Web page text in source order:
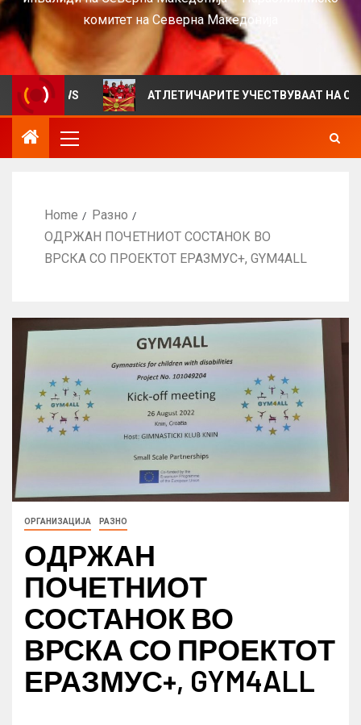
комитет на Северна Македонија
АТЛЕТИЧАРИТЕ УЧЕСТВУВААТ НА СРБИЈА
Home
Разно
ОДРЖАН ПОЧЕТНИОТ СОСТАНОК ВО
ВРСКА СО ПРОЕКТОТ ЕРАЗМУС+, GYM4ALL
ОРГАНИЗАЦИЈА РАЗНО
ОДРЖАН
ПОЧЕТНИОТ
СОСТАНОК ВО
ВРСКА СО ПРОЕКТОТ
ЕРАЗМУС+, GYM4ALL